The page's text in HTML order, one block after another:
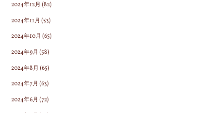
2024年12月 (82)
2024年11月 (53)
2024年10月 (65)
2024年9月 (58)
2024年8月 (65)
2024年7月 (63)
2024年6月 (72)